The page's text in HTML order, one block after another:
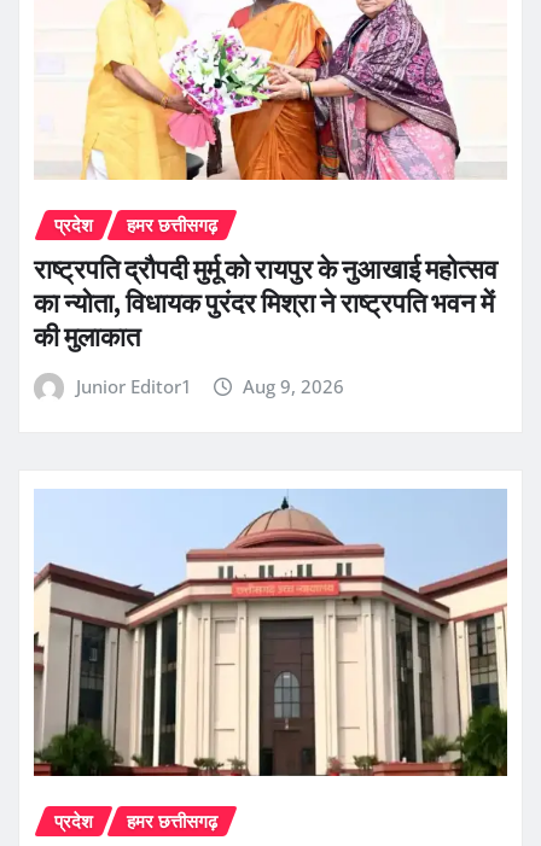
प्रदेश हमर छत्तीसगढ़
राष्ट्रपति द्रौपदी मुर्मू को रायपुर के नुआखाई महोत्सव
का न्योता, विधायक पुरंदर मिश्रा ने राष्ट्रपति भवन में
की मुलाकात
Junior Editor1 Aug 9, 2026
प्रदेश हमर छत्तीसगढ़